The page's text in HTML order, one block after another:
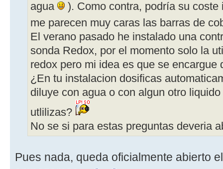
agua
). Como contra, podría su
me parecen muy caras las barras de
El verano pasado he instalado una
sonda Redox, por el momento solo la
redox pero mi idea es que se encargue
¿En tu instalacion dosificas
diluye con agua o con algun otro
utlilizas?
No se si para estas preguntas deveria
Pues nada, queda oficialmente abierto